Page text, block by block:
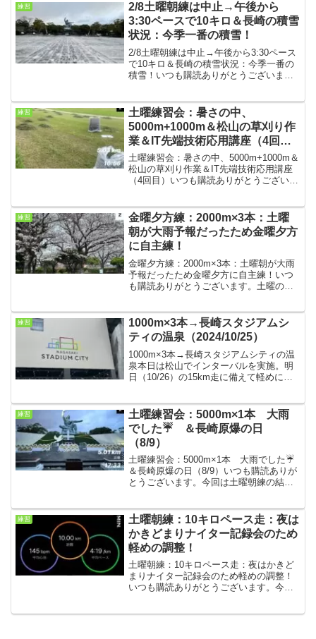
練習
2/8土曜朝練は中止→午後から
3:30ペースで10キロ＆長崎の積雪
状況：今季一番の積雪！
2/8土曜朝練は中止→午後から3:30ペース
で10キロ＆長崎の積雪状況：今季一番の
積雪！いつも購読ありがとうございま
山近辺をラン＆ウォークしました。早く
溶けて欲しいです。...
練習
土曜練習会：暑さの中、
5000m+1000m＆松山の草刈り作
業＆IT先端技術応用講座（4回
目）
土曜練習会：暑さの中、5000m+1000m＆
松山の草刈り作業＆IT先端技術応用講座
（4回目）いつも購読ありがとうございま
定期的に草刈りして頂いていますので、
その紹介。...
練習
金曜夕方練：2000m×3本：土曜
朝が大雨予報だったため金曜夕方
に自主練！
金曜夕方練：2000m×3本：土曜朝が大雨
予報だったため金曜夕方に自主練！いつ
も購読ありがとうございます。土曜の朝
練のメニューは2000mだったので、その
メニューを。...
練習
1000m×3本→長崎スタジアムシ
ティの温泉（2024/10/25）
1000m×3本→長崎スタジアムシティの温
泉本日は松山でインターバルを実施。明
日（10/26）の15km走に備えて軽めに
た。1000m×3本・シューズ：NIKE イ...
練習
土曜練習会：5000m×1本 大雨
でした☔ ＆長崎原爆の日
（8/9）
土曜練習会：5000m×1本 大雨でした☔
＆長崎原爆の日（8/9）いつも購読ありが
とうございます。今回は土曜朝練の結果
温26℃、☔ 気温も低くて気温としては
走りやすか...
練習
土曜朝練：10キロペース走：夜は
かきどまりナイター記録会のため
軽めの調整！
土曜朝練：10キロペース走：夜はかきど
まりナイター記録会のため軽めの調整！
いつも購読ありがとうございます。今回